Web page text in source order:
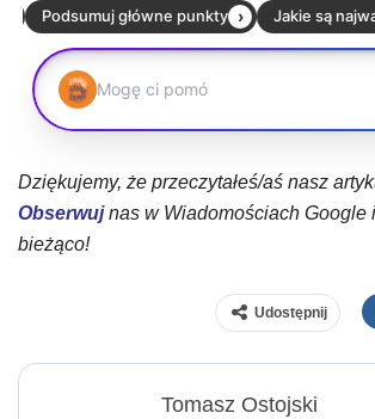
Dziękujemy, że przeczytałeś/aś nasz
Obserwujnas w Wiadomościach Google
bieżąco!
Udostępnij
Tomasz Ostojski